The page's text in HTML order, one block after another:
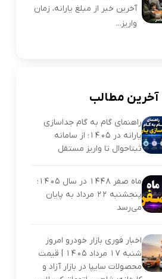
آخرین خبر از مبلغ یارانه، زمان
واریز...
آخرین مطالب
راهنمای گام به گام جداسازی
یارانه در ۱۴۰۵؛ از سامانه
ثبتاحوال تا واریز مستقل
ماه صفر ۱۴۴۸ در سال ۱۴۰۵؛
پنجشنبه ۲۲ مرداد به پایان
می‌رسد
اخبار فوری بازار خودرو امروز
شنبه ۱۷ مرداد ۱۴۰۵ | قیمت
محصولات سایپا در بازار آزاد و